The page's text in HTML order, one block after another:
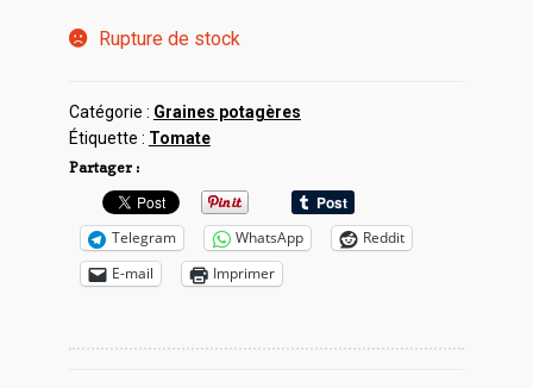
Rupture de stock
Catégorie : Graines potagères
Étiquette : Tomate
Partager :
Telegram WhatsApp
Reddit
E-mail
Imprimer